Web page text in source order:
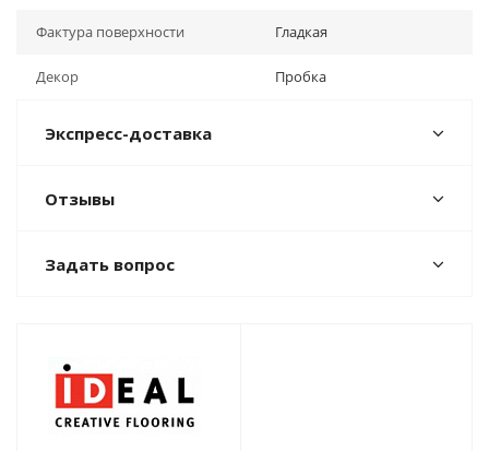
Фактура поверхности Гладкая
Декор Пробка
Экспресс-доставка
Отзывы
Задать вопрос